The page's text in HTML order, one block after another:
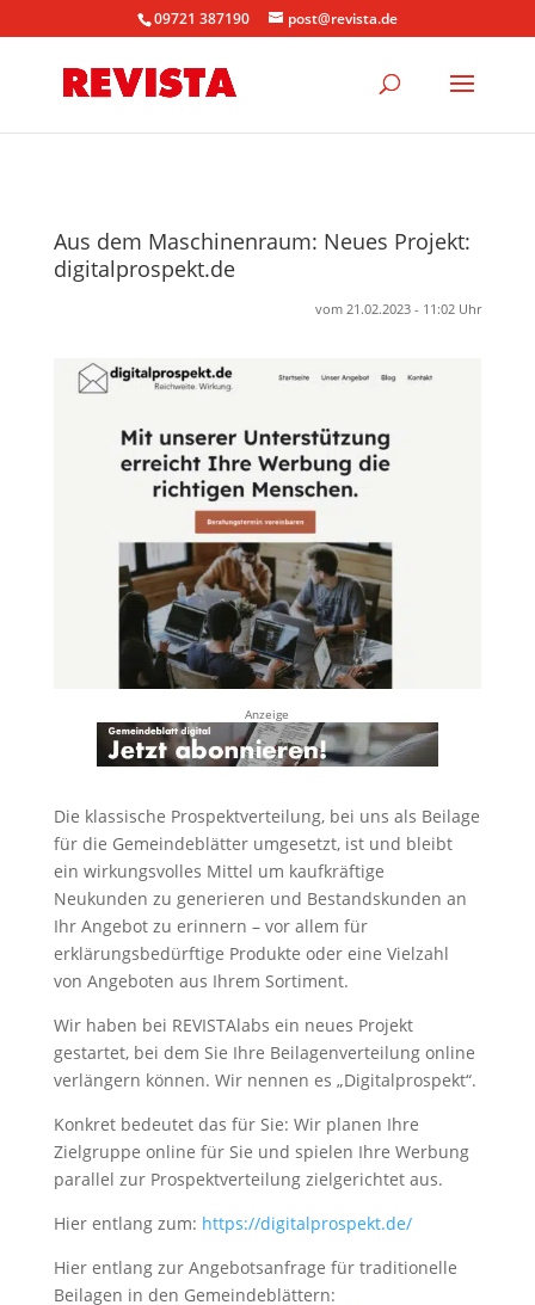
09721 387190 post@revista.de
Aus dem Maschinenraum: Neues Projekt:
digitalprospekt.de
vom 21.02.2023 - 11:02 Uhr
Anzeige
Die klassische Prospektverteilung, bei uns als Beilage
für die Gemeindeblätter umgesetzt, ist und bleibt
ein wirkungsvolles Mittel um kaufkräftige
Neukunden zu generieren und Bestandskunden an
Ihr Angebot zu erinnern – vor allem für
erklärungsbedürftige Produkte oder eine Vielzahl
von Angeboten aus Ihrem Sortiment.
Wir haben bei REVISTAlabs ein neues Projekt
gestartet, bei dem Sie Ihre Beilagenverteilung online
verlängern können. Wir nennen es „Digitalprospekt“.
Konkret bedeutet das für Sie: Wir planen Ihre
Zielgruppe online für Sie und spielen Ihre Werbung
parallel zur Prospektverteilung zielgerichtet aus.
Hier entlang zum: https://digitalprospekt.de/
Hier entlang zur Angebotsanfrage für traditionelle
Beilagen in den Gemeindeblättern: